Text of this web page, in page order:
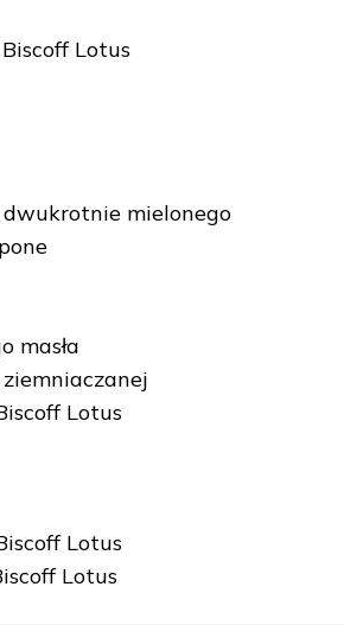
Lotus
mielonego
masła
ziemniaczanej
Lotus
Lotus
Lotus